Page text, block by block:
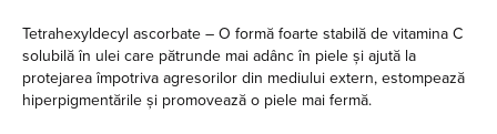
Tetrahexyldecyl ascorbate – O formă foarte stabilă de vitamina C
solubilă în ulei care pătrunde mai adânc în piele și ajută la
protejarea împotriva agresorilor din mediului extern, estompează
hiperpigmentările și promovează o piele mai fermă.